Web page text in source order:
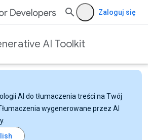
Zaloguj się
AI Toolkit
AI do tłumaczenia treści na Twój
wygenerowane przez AI